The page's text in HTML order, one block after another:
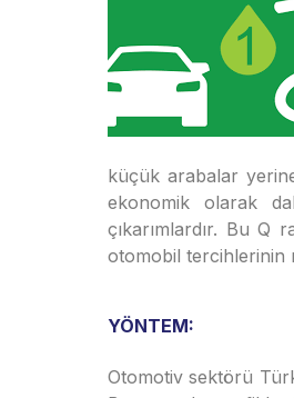
küçük arabalar
ekonomik olarak
çıkarımlardır. Bu Q
otomobil tercihlerinin
YÖNTEM:
Otomotiv sektörü